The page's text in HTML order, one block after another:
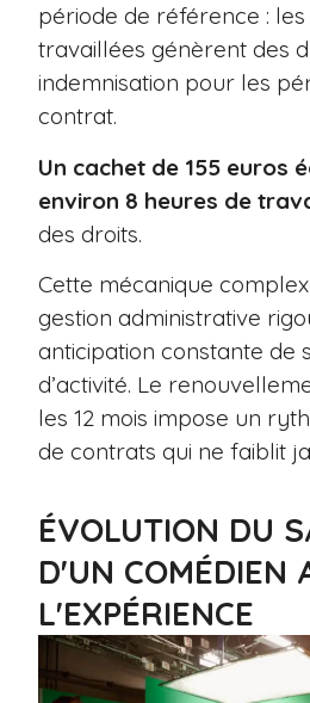
période de référence :
travaillées génèrent des
indemnisation pour les
contrat.
Un cachet de 155 euros
environ 8 heures de
des droits.
Cette mécanique
gestion administrative
anticipation constante de
d’activité. Le
les 12 mois impose un
de contrats qui ne faiblit
ÉVOLUTION DU
D'UN COMÉDIEN
L'EXPÉRIENCE